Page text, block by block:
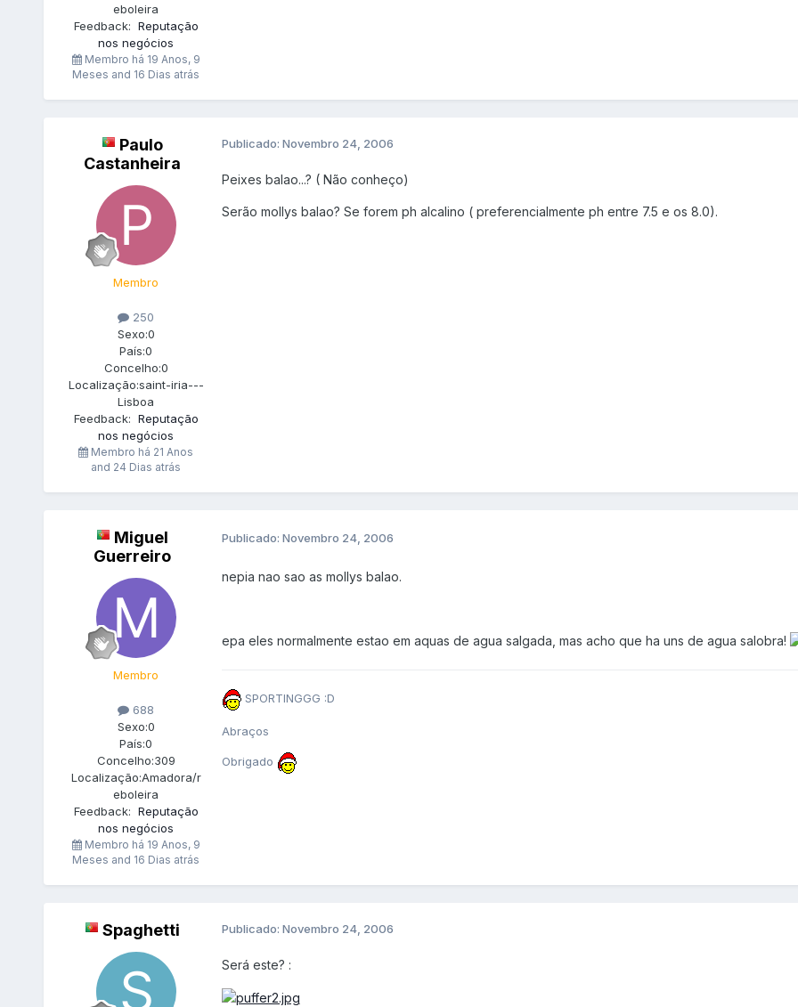
eboleira
Feedback: Reputação
nos negócios
Membro há 19 Anos, 9
Meses and 16 Dias atrás
Paulo
Castanheira
Membro
250
Sexo:0
País:0
Concelho:0
Localização:saint-iria---
Lisboa
Feedback: Reputação
nos negócios
Membro há 21 Anos
and 24 Dias atrás
Publicado: Novembro 24, 2006
Peixes balao...? ( Não conheço)
Serão mollys balao? Se forem ph alcalino ( preferencialmente ph entre 7.5 e os 8.0).
Miguel
Guerreiro
Membro
688
Sexo:0
País:0
Concelho:309
Localização:Amadora/r
eboleira
Feedback: Reputação
nos negócios
Membro há 19 Anos, 9
Meses and 16 Dias atrás
Publicado: Novembro 24, 2006
nepia nao sao as mollys balao.
epa eles normalmente estao em aquas de agua salgada, mas acho que ha uns de agua salobra!
SPORTINGGG :D
Abraços
Obrigado
Spaghetti Publicado: Novembro 24, 2006
Será este? :